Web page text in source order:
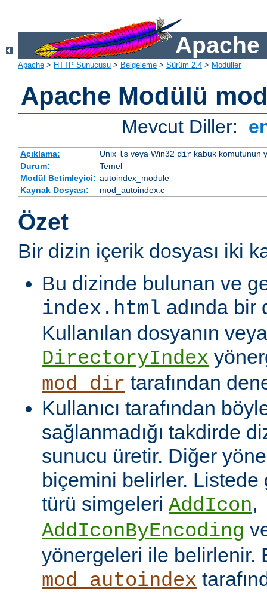
Apache
Apache > HTTP Sunucusu > Belgeleme > Sürüm 2.4 > Modüller
Apache Modülü
Mevcut Diller:
Açıklama: Unix lsveya Win32 dirkabuk komutunun
Durum:
Temel
Modül Betimleyici: autoindex_module
Kaynak Dosyası:
mod_autoindex.c
Özet
Bir dizin içerik dosyası iki
Bu dizinde bulunan ve
index.html adında bir
Kullanılan dosyanın
DirectoryIndex
mod_dir tarafından
Kullanıcı tarafından
sağlanmadığı takdirde
sunucu üretir. Diğer
biçemini belirler.
türü simgeleri AddIcon,
AddIconByEncoding
yönergeleri ile belirlenir.
mod_autoindex